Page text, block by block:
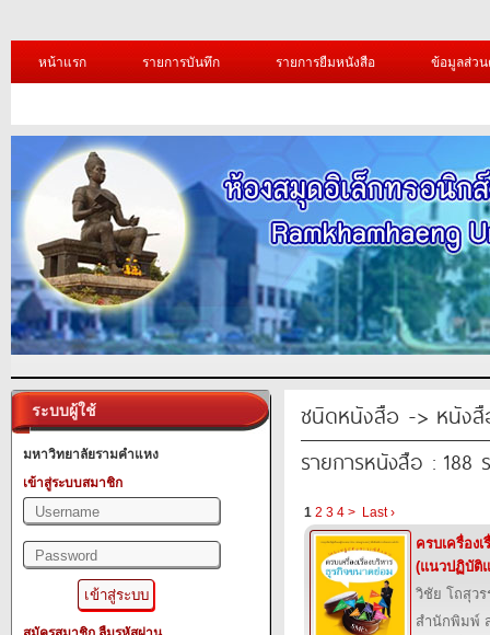
หน้าแรก รายการบันทึก รายการยืมหนังสือ ข้อมูลส่ว
ระบบผู้ใช้
มหาวิทยาลัยรามคำแหง
เข้าสู่ระบบสมาชิก
ชนิดหนังสือ -> หนัง
รายการหนังสือ : 188
1 2 3 4 > Last ›
ครบเครื่อง
(แนวปฏิบัติ
วิชัย โถสุว
สำนักพิมพ์